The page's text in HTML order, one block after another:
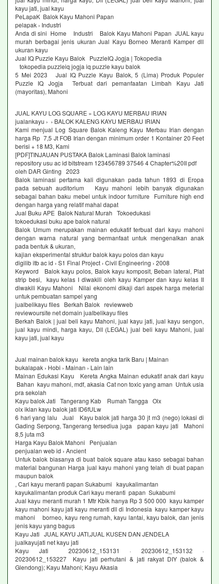
kayu jati, jual kayu
PeLapaK Balok Kayu Mahoni Papan
pelapak › Industri
Anda di sini Home Industri Balok Kayu Mahoni Papan JUAL kayu
murah berbagai jenis ukuran Jual Kayu Borneo Meranti Kamper dll
ukuran kayu
Jual IQ Puzzle Kayu Balok PuzzleIQ Jogja | Tokopedia
tokopedia puzzleiq jogja iq puzzle kayu balok
5 Mei 2023 Jual IQ Puzzle Kayu Balok, 5 (Lima) Produk Populer
Puzzle IQ Jogja Terbuat dari pemanfaatan Limbah Kayu Jati
(mayoritas), Mahoni
JUAL KAYU LOG SQUARE » LOG KAYU MERBAU IRIAN
jualankayu › › BALOK KALENG KAYU MERBAU IRIAN
Kami menjual Log Square Balok Kaleng Kayu Merbau Irian dengan
harga Rp 7,5 Jt FOB Irian dengan minimum order 1 Kontainer 20 Feet
berisi + 18 M3, Kami
[PDF]TINJAUAN PUSTAKA Balok Laminasi Balok laminasi
repository usu ac id bitstream 123456789 37546 4 Chapter%20II pdf
oleh DAR Ginting ‎2023
Balok laminasi pertama kali digunakan pada tahun 1893 di Eropa
pada sebuah auditorium Kayu mahoni lebih banyak digunakan
sebagai bahan baku mebel untuk indoor furniture Furniture high end
dengan harga yang relatif mahal dapat
Jual Buku APE Balok Natural Murah Tokoedukasi
tokoedukasi buku ape balok natural
Balok Umum merupakan mainan edukatif terbuat dari kayu mahoni
dengan warna natural yang bermanfaat untuk mengenalkan anak
pada bentuk & ukuran,
kajian eksperimental struktur balok kayu polos dan kayu
digilib itb ac id › S1 Final Project › Civil Engineering › 2008
Keyword Balok kayu polos, Balok kayu komposit, Beban lateral, Plat
strip besi, kayu kelas I diwakili oleh kayu Kamper dan kayu kelas II
diwakili Kayu Mahoni Nilai ekonomi dikaji dari aspek harga meterial
untuk pembuatan sampel yang
jualbelikayu files Berkah Balok reviewweb
reviewoursite net domain jualbelikayu files
Berkah Balok | jual beli kayu Mahoni, jual kayu jati, jual kayu sengon,
jual kayu mindi, harga kayu, Dll (LEGAL) jual beli kayu Mahoni, jual
kayu jati, jual kayu
Jual mainan balok kayu kereta angka tarik Baru | Mainan
bukalapak › Hobi › Mainan › Lain lain
Mainan Edukasi Kayu Kereta Angka Mainan edukatif anak dari kayu
Bahan kayu mahoni, mdf, akasia Cat non toxic yang aman Untuk usia
pra sekolah
Kayu balok Jati Tangerang Kab Rumah Tangga Olx
olx iklan kayu balok jati ID6fULw
6 hari yang lalu Jual Kayu balok jati harga 30 jt m3 (nego) lokasi di
Gading Serpong, Tangerang tersediua juga papan kayu jati Mahoni
8,5 juta m3
Harga Kayu Balok Mahoni Penjualan
penjualan web id › Ancient
Untuk balok biasanya di buat balok square atau kaso sebagai bahan
material bangunan Harga jual kayu mahoni yang telah di buat papan
maupun balok
, Cari kayu meranti papan Sukabumi kayukalimantan
kayukalimantan produk Cari kayu meranti papan Sukabumi
Jual kayu meranti murah 1 Mtr Kbik hanya Rp 3 500 000 kayu kamper
kayu mahoni kayu jati kayu meranti dll di Indonesia kayu kamper kayu
mahoni borneo, kayu reng rumah, kayu lantai, kayu balok, dan jenis
jenis kayu yang bagus
Kayu Jati JUAL KAYU JATI,JUAL KUSEN DAN JENDELA
jualkayujati net kayu jati
Kayu Jati 20230612_153131 · 20230612_153132 ·
20230612_153227 Kayu jati perhutani & jati rakyat DIY (balok &
Glendong); Kayu Mahoni; Kayu Akasia